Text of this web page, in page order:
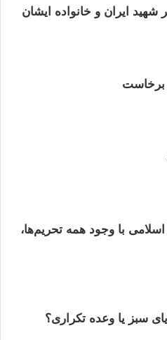
شهید ایران و خانواده ایشان
برخاست
با وجود همه تحریم‌ها،